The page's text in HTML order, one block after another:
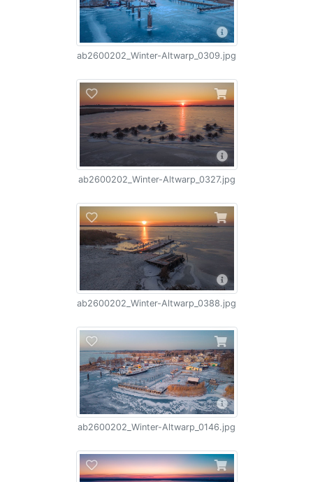
ab2600202_Winter-Altwarp_0309.jpg
ab2600202_Winter-Altwarp_0327.jpg
ab2600202_Winter-Altwarp_0388.jpg
ab2600202_Winter-Altwarp_0146.jpg